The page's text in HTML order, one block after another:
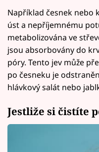
Například česnek nebo
úst a nepříjemnému
metabolizována ve
jsou absorbovány do
póry. Tento jev může
po česneku je
hlávkový salát nebo
Jestliže si čistíte